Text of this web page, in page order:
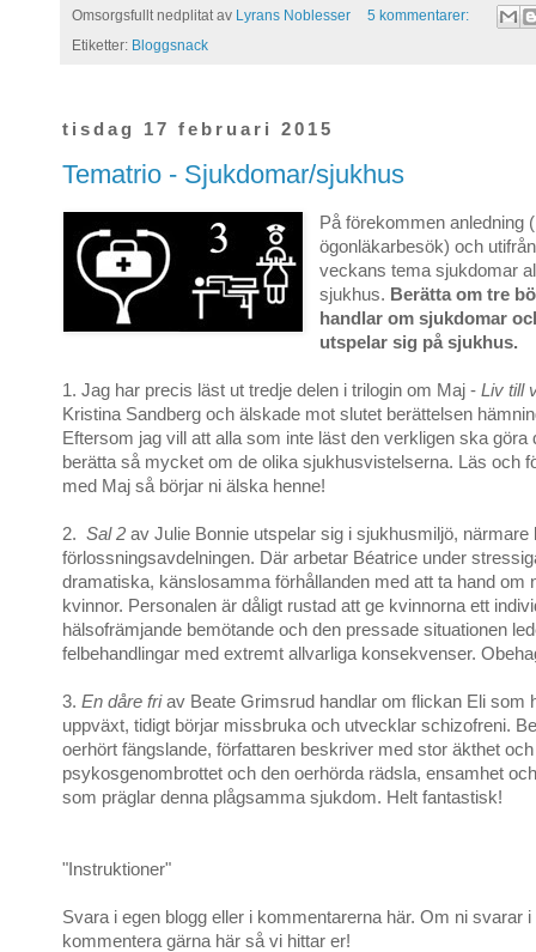
Omsorgsfullt nedplitat av Lyrans Noblesser
5 kommentarer:
Etiketter: Bloggsnack
tisdag 17 februari 2015
Tematrio - Sjukdomar/sjukhus
På förekommen anledning
ögonläkarbesök) och
veckans tema sjukdomar
sjukhus. Berätta om tre
handlar om sjukdomar
utspelar sig på sjukhus.
1. Jag har precis läst ut tredje delen i trilogin om Maj - Liv till
Kristina Sandberg och älskade mot slutet berättelsen
Eftersom jag vill att alla som inte läst den verkligen ska göra
berätta så mycket om de olika sjukhusvistelserna. Läs och
med Maj så börjar ni älska henne!
2. Sal 2 av Julie Bonnie utspelar sig i sjukhusmiljö, närmare
förlossningsavdelningen. Där arbetar Béatrice under
dramatiska, känslosamma förhållanden med att ta hand om
kvinnor. Personalen är dåligt rustad att ge kvinnorna ett
hälsofrämjande bemötande och den pressade situationen
felbehandlingar med extremt allvarliga konsekvenser.
3. En dåre friav Beate Grimsrud handlar om flickan Eli som
uppväxt, tidigt börjar missbruka och utvecklar schizofreni.
oerhört fängslande, författaren beskriver med stor äkthet
psykosgenombrottet och den oerhörda rädsla, ensamhet
som präglar denna plågsamma sjukdom. Helt fantastisk!
"Instruktioner"
Svara i egen blogg eller i kommentarerna här. Om ni svarar i
kommentera gärna här så vi hittar er!